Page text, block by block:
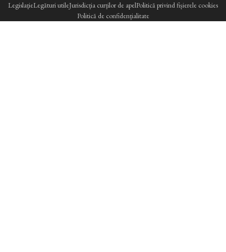
LegislațieLegături utileJurisdicția curților de apelPolitică privind fișierele cookies
Politică de confidențialitate